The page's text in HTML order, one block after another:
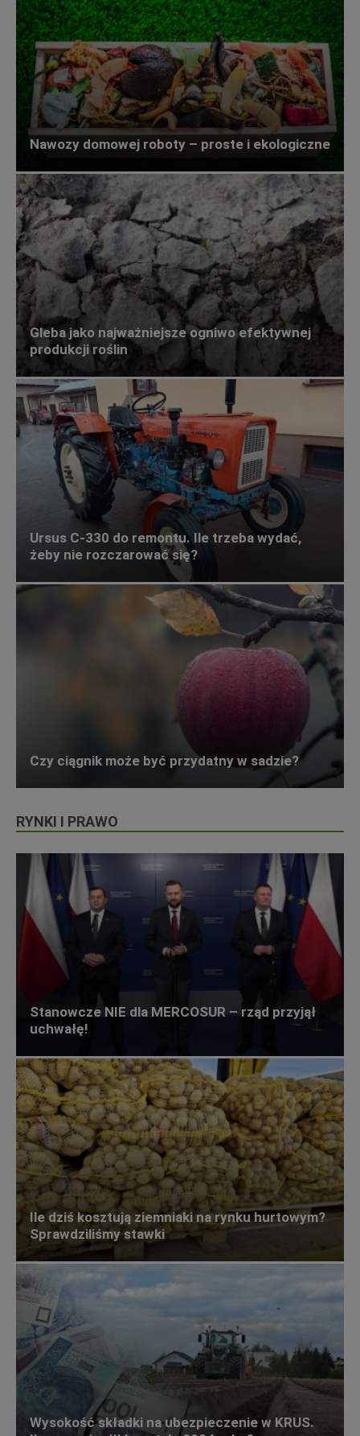
Nawozy domowej roboty – proste i ekologiczne
Gleba jako najważniejsze ogniwo efektywnej
produkcji roślin
Ursus C-330 do remontu. Ile trzeba wydać,
żeby nie rozczarować się?
Czy ciągnik może być przydatny w sadzie?
RYNKI I PRAWO
Stanowcze NIE dla MERCOSUR – rząd przyjął
uchwałę!
Ile dziś kosztują ziemniaki na rynku hurtowym?
Sprawdziliśmy stawki
Wysokość składki na ubezpieczenie w KRUS.